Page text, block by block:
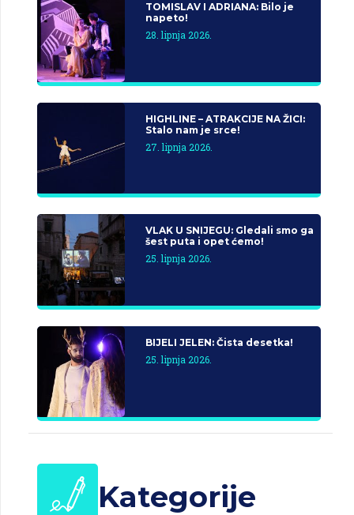
TOMISLAV I ADRIANA: Bilo je
napeto!
28. lipnja 2026.
HIGHLINE – ATRAKCIJE NA ŽICI:
Stalo nam je srce!
27. lipnja 2026.
VLAK U SNIJEGU: Gledali smo ga
šest puta i opet ćemo!
25. lipnja 2026.
BIJELI JELEN: Čista desetka!
25. lipnja 2026.
Kategorije